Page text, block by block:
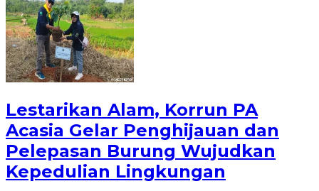
Lestarikan Alam, Korrun PA
Acasia Gelar Penghijauan dan
Pelepasan Burung Wujudkan
Kepedulian Lingkungan